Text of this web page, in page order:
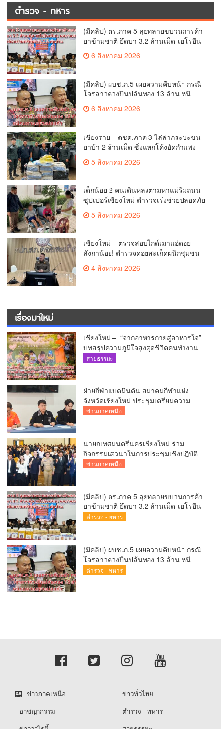
ตำรวจ - ทหาร
(มีคลิป) ตร.ภาค 5 ลุยทลายขบวนการค้า
ยาข้ามชาติ ยึดบา 3.2 ล้านเม็ด-เฮโรอีน
เพียบ ผลงานสะสม 10 เดือนรวบทรัพย์
ทะลุ 1.5 พันล้าน
6 สิงหาคม 2026
(มีคลิป) ผบช.ภ.5 เผยความคืบหน้า กรณี
โจรลาวควงปืนปล้นทอง 13 ล้าน หนี
กบดานแขวงบ่อแก้ว
6 สิงหาคม 2026
เชียงราย – ตชด.ภาค 3 ไล่ล่ากระบะขน
ยาบ้า 2 ล้านเม็ด ซิ่งแหกโค้งอัดกำแพง
5 สิงหาคม 2026
เด็กน้อย 2 คนเดินหลงตามหาแม่ริมถนน
ซุปเปอร์เชียงใหม่ ตำรวจเร่งช่วยปลอดภัย
แล้ว5 สิงหาคม 2026
เชียงใหม่ – ตรวจสอบไกด์เมาแอ๋ดอย
ลังกาน้อย! ตำรวจดอยสะเก็ดผนึกชุมชน
สยบดราม่าโซเชียล ส่งตัวบำบัดด่วน
สร้างความมั่นใจให้นักท่องเที่ยว
4 สิงหาคม 2026
เรื่องมาใหม่
เชียงใหม่ – “จากอาหารกายสู่อาหารใจ”
บทสรุปความภูมิใจสูงสุดชีวิตคนทำงาน
ได้ถวายรายงาน “โคก หนอง นา วัดสันมะ
สายธรรมะ
ฝ่ายกีฬาแบดมินตัน สมาคมกีฬาแห่ง
จังหวัดเชียงใหม่ ประชุมเตรียมความ
พร้อมคัดเลือกนักกีฬาเยาวชน ยุวชน และ
ข่าวภาคเหนือ
นายกเทศมนตรีนครเชียงใหม่ ร่วม
กิจกรรมเสวนาในการประชุมเชิงปฏิบัติ
การป้องกันการทุจริตเชิงรุก ขับเคลื่อน
ข่าวภาคเหนือ
(มีคลิป) ตร.ภาค 5 ลุยทลายขบวนการค้า
ยาข้ามชาติ ยึดบา 3.2 ล้านเม็ด-เฮโรอีน
เพียบ ผลงานสะสม 10 เดือนรวบทรัพย์
ตำรวจ - ทหาร
(มีคลิป) ผบช.ภ.5 เผยความคืบหน้า กรณี
โจรลาวควงปืนปล้นทอง 13 ล้าน หนี
กบดานแขวงบ่อแก้ว
ตำรวจ - ทหาร
ข่าวภาคเหนือ
ข่าวทั่วไทย
อาชญากรรม
ตำรวจ - ทหาร